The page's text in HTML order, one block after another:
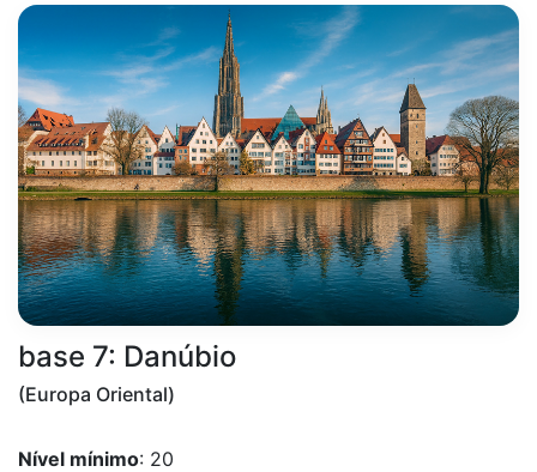
base 7: Danúbio
(Europa Oriental)
Nível mínimo: 20